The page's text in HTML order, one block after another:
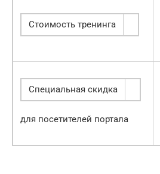
Стоимость тренинга
Специальная скидка
для посетителей портала